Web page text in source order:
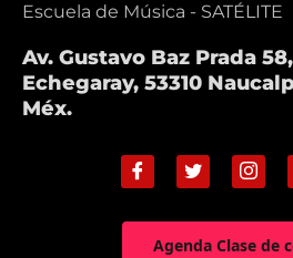
Escuela de Música - SATÉLITE
Av. Gustavo Baz Prada
Echegaray, 53310
Méx.
Agenda Clase de